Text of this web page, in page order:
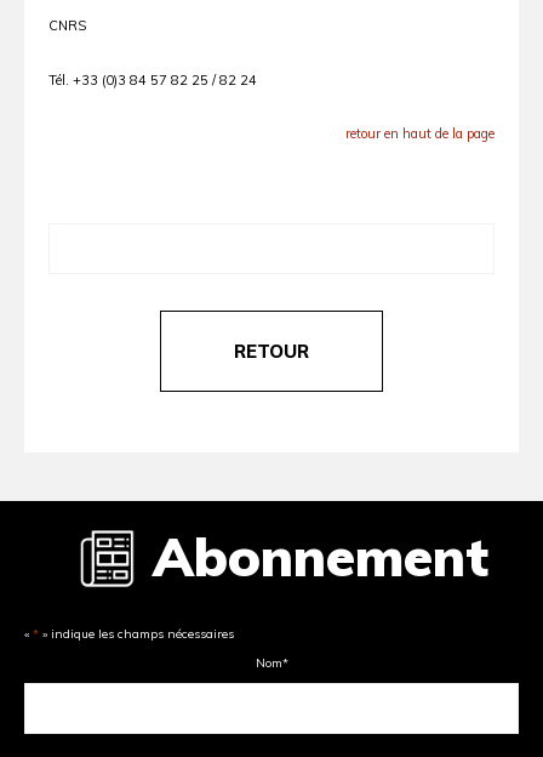
CNRS
Tél. +33 (0)3 84 57 82 25 / 82 24
retour en haut de la page
RETOUR
Abonnement
« * » indique les champs nécessaires
Nom*